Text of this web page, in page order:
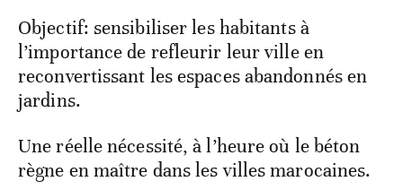
Objectif: sensibiliser les habitants à
l’importance de refleurir leur ville en
reconvertissant les espaces abandonnés en
jardins.
Une réelle nécessité, à l’heure où le béton
règne en maître dans les villes marocaines.